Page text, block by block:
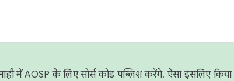
में AOSP के लिए सोर्स कोड पब्लिश करेंगे. ऐसा इसलिए